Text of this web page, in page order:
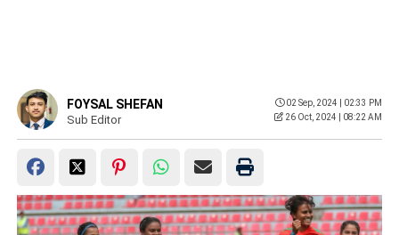
FOYSAL SHEFAN
Sub Editor
02 Sep, 2024 | 02:33 PM
26 Oct, 2024 | 08:22 AM